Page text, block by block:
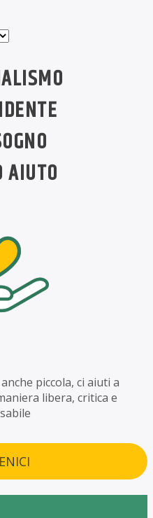
AIUTO
piccola, ci aiuti a
libera, critica e